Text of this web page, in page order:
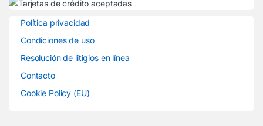
Política privacidad
Condiciones de uso
Resolución de litigios en línea
Contacto
Cookie Policy (EU)